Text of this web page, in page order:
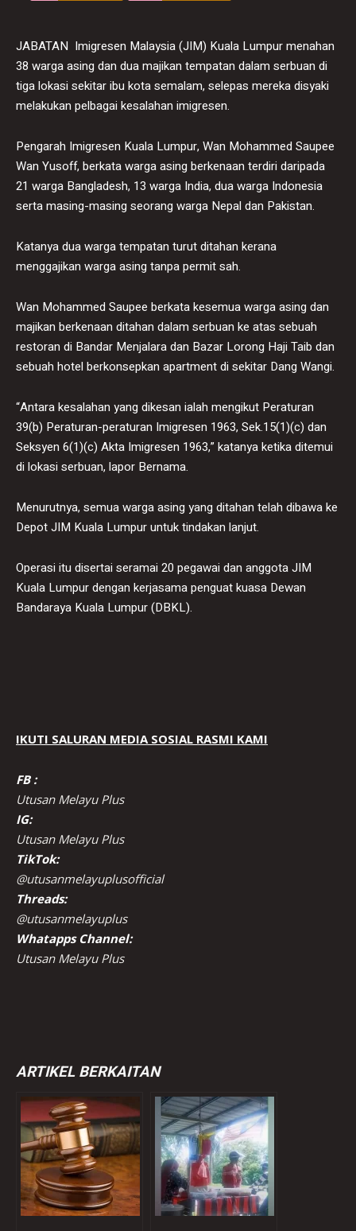
JABATAN Imigresen Malaysia (JIM) Kuala Lumpur menahan
38 warga asing dan dua majikan tempatan dalam serbuan di
tiga lokasi sekitar ibu kota semalam, selepas mereka disyaki
melakukan pelbagai kesalahan imigresen.
Pengarah Imigresen Kuala Lumpur, Wan Mohammed Saupee
Wan Yusoff, berkata warga asing berkenaan terdiri daripada
21 warga Bangladesh, 13 warga India, dua warga Indonesia
serta masing-masing seorang warga Nepal dan Pakistan.
Katanya dua warga tempatan turut ditahan kerana
menggajikan warga asing tanpa permit sah.
Wan Mohammed Saupee berkata kesemua warga asing dan
majikan berkenaan ditahan dalam serbuan ke atas sebuah
restoran di Bandar Menjalara dan Bazar Lorong Haji Taib dan
sebuah hotel berkonsepkan apartment di sekitar Dang Wangi.
“Antara kesalahan yang dikesan ialah mengikut Peraturan
39(b) Peraturan-peraturan Imigresen 1963, Sek.15(1)(c) dan
Seksyen 6(1)(c) Akta Imigresen 1963,” katanya ketika ditemui
di lokasi serbuan, lapor Bernama.
Menurutnya, semua warga asing yang ditahan telah dibawa ke
Depot JIM Kuala Lumpur untuk tindakan lanjut.
Operasi itu disertai seramai 20 pegawai dan anggota JIM
Kuala Lumpur dengan kerjasama penguat kuasa Dewan
Bandaraya Kuala Lumpur (DBKL).
IKUTI SALURAN MEDIA SOSIAL RASMI KAMI
FB :
Utusan Melayu Plus
IG:
Utusan Melayu Plus
TikTok:
@utusanmelayuplusofficial
Threads:
@utusanmelayuplus
Whatapps Channel:
Utusan Melayu Plus
ARTIKEL BERKAITAN